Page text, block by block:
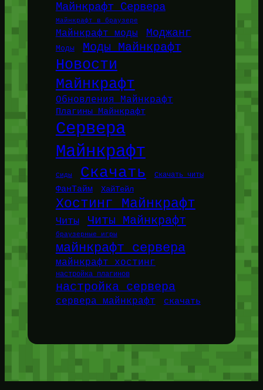
Майнкрафт Сервера
Майнкрафт в браузере
Майнкрафт моды Моджанг
Моды Моды Майнкрафт
Новости
Майнкрафт
Обновления Майнкрафт
Плагины Майнкрафт
Сервера
Майнкрафт
Сиды Скачать Скачать читы
ФанТайм ХайТейл
Хостинг Майнкрафт
Читы Читы Майнкрафт
браузерные игры
майнкрафт сервера
майнкрафт хостинг
настройка плагинов
настройка сервера
сервера майнкрафт скачать